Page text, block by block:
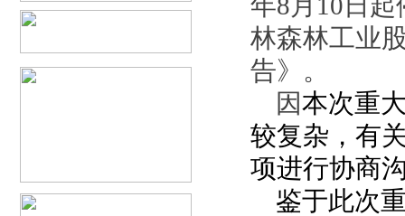
林森林工业
告》。
因本次重
较复杂，有
项进行协商
鉴于此次